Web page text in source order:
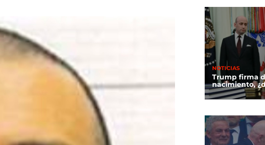
NOTICIAS
Trump firma
nacimiento,